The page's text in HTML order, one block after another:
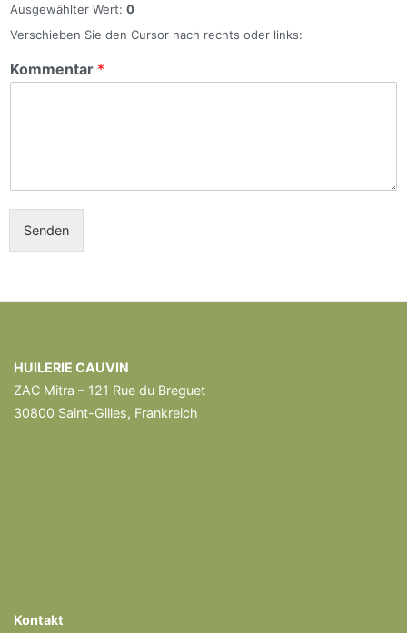
Ausgewählter Wert: 0
Verschieben Sie den Cursor nach rechts oder links:
Kommentar *
Senden
HUILERIE CAUVIN
ZAC Mitra – 121 Rue du Breguet
30800 Saint-Gilles, Frankreich
Kontakt